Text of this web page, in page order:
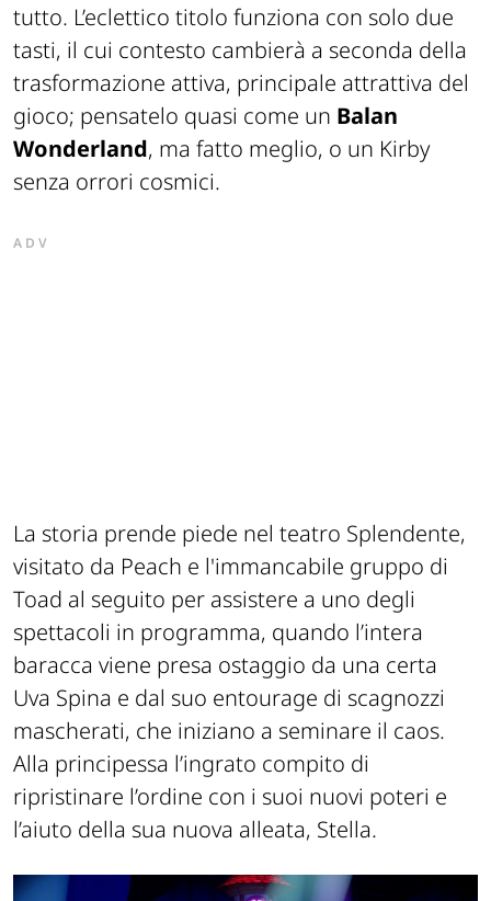
tutto. L’eclettico titolo funziona con solo due
tasti, il cui contesto cambierà a seconda della
trasformazione attiva, principale attrattiva del
gioco; pensatelo quasi come un Balan
Wonderland, ma fatto meglio, o un Kirby
senza orrori cosmici.
ADV
La storia prende piede nel teatro Splendente,
visitato da Peach e l'immancabile gruppo di
Toad al seguito per assistere a uno degli
spettacoli in programma, quando l’intera
baracca viene presa ostaggio da una certa
Uva Spina e dal suo entourage di scagnozzi
mascherati, che iniziano a seminare il caos.
Alla principessa l’ingrato compito di
ripristinare l’ordine con i suoi nuovi poteri e
l’aiuto della sua nuova alleata, Stella.